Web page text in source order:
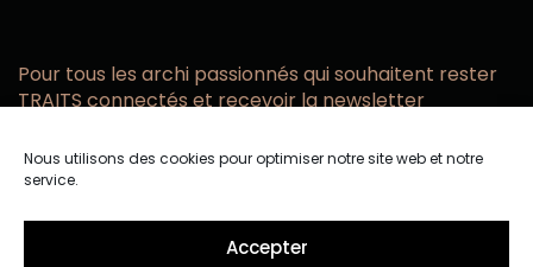
Nous utilisons des cookies pour optimiser notre site web et notre
service.
Accepter
Pour tous les archi passionnés qui souhaitent rester
TRAITS connectés et recevoir la newsletter
email
confidentialité.